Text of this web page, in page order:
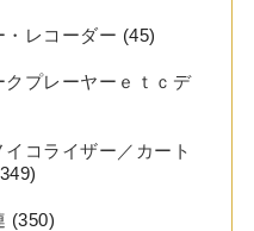
・レコーダー (45)
クプレーヤーｅｔｃデ
コライザー／カート
(350)